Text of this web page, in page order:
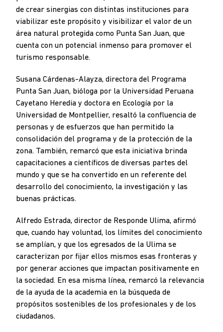
de crear sinergias con distintas instituciones para
viabilizar este propósito y visibilizar el valor de un
área natural protegida como Punta San Juan, que
cuenta con un potencial inmenso para promover el
turismo responsable.
Susana Cárdenas-Alayza, directora del Programa
Punta San Juan, bióloga por la Universidad Peruana
Cayetano Heredia y doctora en Ecología por la
Universidad de Montpellier, resaltó la confluencia de
personas y de esfuerzos que han permitido la
consolidación del programa y de la protección de la
zona. También, remarcó que esta iniciativa brinda
capacitaciones a científicos de diversas partes del
mundo y que se ha convertido en un referente del
desarrollo del conocimiento, la investigación y las
buenas prácticas.
Alfredo Estrada, director de Responde Ulima, afirmó
que, cuando hay voluntad, los límites del conocimiento
se amplían, y que los egresados de la Ulima se
caracterizan por fijar ellos mismos esas fronteras y
por generar acciones que impactan positivamente en
la sociedad. En esa misma línea, remarcó la relevancia
de la ayuda de la academia en la búsqueda de
propósitos sostenibles de los profesionales y de los
ciudadanos.